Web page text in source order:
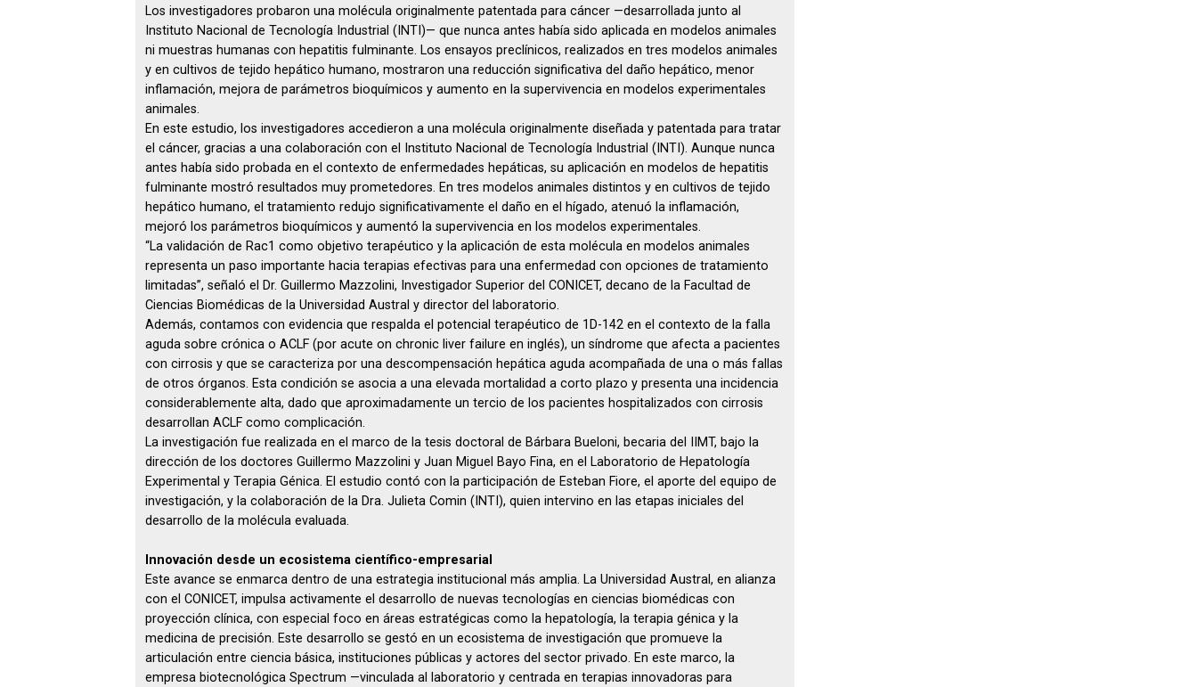
Los investigadores probaron una molécula originalmente patentada para cáncer —desarrollada junto al
Instituto Nacional de Tecnología Industrial (INTI)— que nunca antes había sido aplicada en modelos animales
ni muestras humanas con hepatitis fulminante. Los ensayos preclínicos, realizados en tres modelos animales
y en cultivos de tejido hepático humano, mostraron una reducción significativa del daño hepático, menor
inflamación, mejora de parámetros bioquímicos y aumento en la supervivencia en modelos experimentales
animales.
En este estudio, los investigadores accedieron a una molécula originalmente diseñada y patentada para tratar
el cáncer, gracias a una colaboración con el Instituto Nacional de Tecnología Industrial (INTI). Aunque nunca
antes había sido probada en el contexto de enfermedades hepáticas, su aplicación en modelos de hepatitis
fulminante mostró resultados muy prometedores. En tres modelos animales distintos y en cultivos de tejido
hepático humano, el tratamiento redujo significativamente el daño en el hígado, atenuó la inflamación,
mejoró los parámetros bioquímicos y aumentó la supervivencia en los modelos experimentales.
“La validación de Rac1 como objetivo terapéutico y la aplicación de esta molécula en modelos animales
representa un paso importante hacia terapias efectivas para una enfermedad con opciones de tratamiento
limitadas”, señaló el Dr. Guillermo Mazzolini, Investigador Superior del CONICET, decano de la Facultad de
Ciencias Biomédicas de la Universidad Austral y director del laboratorio.
Además, contamos con evidencia que respalda el potencial terapéutico de 1D-142 en el contexto de la falla
aguda sobre crónica o ACLF (por acute on chronic liver failure en inglés), un síndrome que afecta a pacientes
con cirrosis y que se caracteriza por una descompensación hepática aguda acompañada de una o más fallas
de otros órganos. Esta condición se asocia a una elevada mortalidad a corto plazo y presenta una incidencia
considerablemente alta, dado que aproximadamente un tercio de los pacientes hospitalizados con cirrosis
desarrollan ACLF como complicación.
La investigación fue realizada en el marco de la tesis doctoral de Bárbara Bueloni, becaria del IIMT, bajo la
dirección de los doctores Guillermo Mazzolini y Juan Miguel Bayo Fina, en el Laboratorio de Hepatología
Experimental y Terapia Génica. El estudio contó con la participación de Esteban Fiore, el aporte del equipo de
investigación, y la colaboración de la Dra. Julieta Comin (INTI), quien intervino en las etapas iniciales del
desarrollo de la molécula evaluada.
Innovación desde un ecosistema científico-empresarial
Este avance se enmarca dentro de una estrategia institucional más amplia. La Universidad Austral, en alianza
con el CONICET, impulsa activamente el desarrollo de nuevas tecnologías en ciencias biomédicas con
proyección clínica, con especial foco en áreas estratégicas como la hepatología, la terapia génica y la
medicina de precisión. Este desarrollo se gestó en un ecosistema de investigación que promueve la
articulación entre ciencia básica, instituciones públicas y actores del sector privado. En este marco, la
empresa biotecnológica Spectrum —vinculada al laboratorio y centrada en terapias innovadoras para